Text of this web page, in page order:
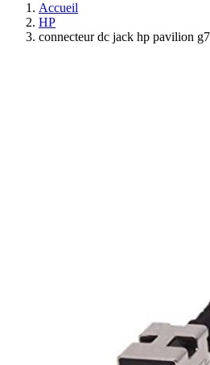
Accueil
HP
connecteur dc jack hp pavilion